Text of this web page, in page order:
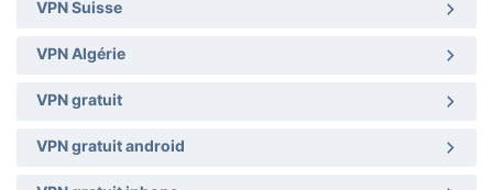
VPN Suisse
VPN Algérie
VPN gratuit
VPN gratuit android